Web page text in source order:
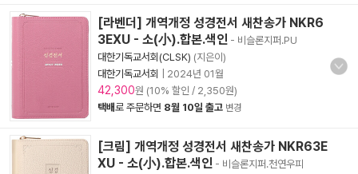
[라벤더] 개역개정 성경전서 새찬송가 NKR6
3EXU - 소(小).합본.색인 - 비슬론지퍼.PU
대한기독교서회(CLSK) (지은이)
대한기독교서회
2024년 01월
42,300원 (10% 할인 / 2,350원)
택배로 주문하면 8월 10일 출고 변경
[크림] 개역개정 성경전서 새찬송가 NKR63E
XU - 소(小).합본.색인 - 비슬론지퍼.천연우피